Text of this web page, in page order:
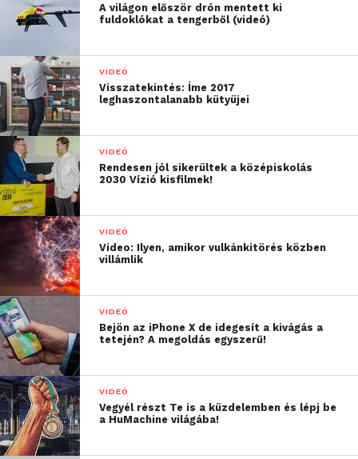
A világon először drón mentett ki
fuldoklókat a tengerből (videó)
VIDEÓ
Visszatekintés: Íme 2017
leghaszontalanabb kütyüjei
VIDEÓ
Rendesen jól sikerültek a középiskolás
2030 Vízió kisfilmek!
VIDEÓ
Video: Ilyen, amikor vulkánkitörés közben
villámlik
VIDEÓ
Bejön az iPhone X de idegesít a kivágás a
tetején? A megoldás egyszerű!
VIDEÓ
Vegyél részt Te is a küzdelemben és lépj be
a HuMachine világába!